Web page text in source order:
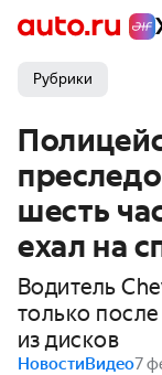
Рубрики
шесть
ехал на
Водитель
только
из дисков
НовостиВидео7